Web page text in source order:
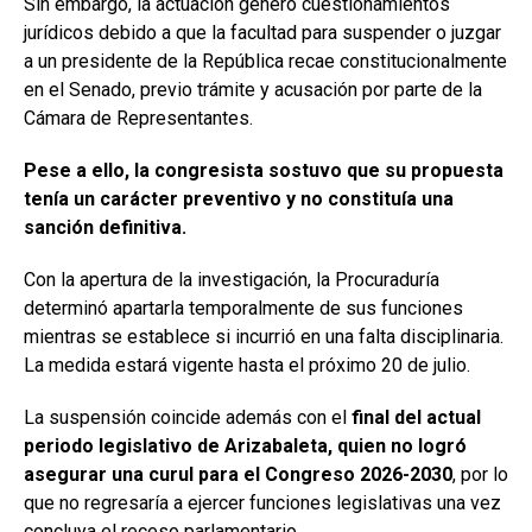
Sin embargo, la actuación generó cuestionamientos
jurídicos debido a que la facultad para suspender o juzgar
a un presidente de la República recae constitucionalmente
en el Senado, previo trámite y acusación por parte de la
Cámara de Representantes.
Pese a ello, la congresista sostuvo que su propuesta
tenía un carácter preventivo y no constituía una
sanción definitiva.
Con la apertura de la investigación, la Procuraduría
determinó apartarla temporalmente de sus funciones
mientras se establece si incurrió en una falta disciplinaria.
La medida estará vigente hasta el próximo 20 de julio.
La suspensión coincide además con el final del actual
periodo legislativo de Arizabaleta, quien no logró
asegurar una curul para el Congreso 2026-2030, por lo
que no regresaría a ejercer funciones legislativas una vez